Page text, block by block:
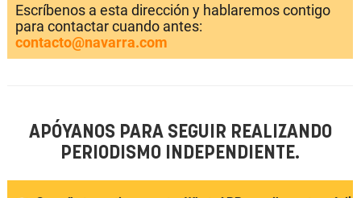
Escríbenos a esta dirección y hablaremos contigo
para contactar cuando antes:
contacto@navarra.com
APÓYANOS PARA SEGUIR REALIZANDO
PERIODISMO INDEPENDIENTE.